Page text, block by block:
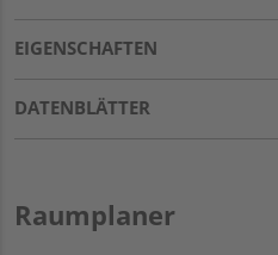
EIGENSCHAFTEN
DATENBLÄTTER
Raumplaner